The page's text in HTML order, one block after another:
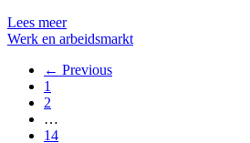
Lees meer
Werk en arbeidsmarkt
← Previous
1
2
…
14